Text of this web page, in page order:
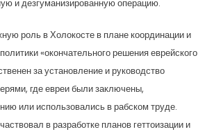
и дезгуманизированную операцию.
роль в Холокосте в плане координации и
«окончательного решения еврейского
за установление и руководство
где евреи были заключены,
или использовались в рабском труде.
в разработке планов геттоизации и